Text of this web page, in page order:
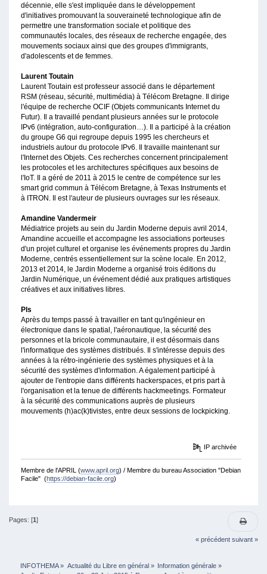
décennie, elle s'est impliquée dans le développement
d'initiatives promouvant la souveraineté technologique afin de
permettre une transformation sociale et politique des
communautés locales, des réseaux de recherche engagée, des
mouvements sociaux ainsi que des groupes d'immigrants,
d'adolescents et de femmes.
Laurent Toutain
Laurent Toutain est professeur associé dans le département
RSM (réseau, sécurité, multimédia) à Télécom Bretagne. Il dirige
l'équipe de recherche OCIF (Objets communicants Internet du
Futur). Il a travaillé pendant plusieurs années sur le protocole
IPv6 (intégration, auto-configuration…). Il a participé à la création
du groupe G6 qui regroupe depuis 1995 les chercheurs et
industriels autour du protocole IPv6. Il travaille maintenant sur
l'Internet des Objets. Ces recherches concernent principalement
les protocoles et les architectures spécifiques aux besoins de
l'IoT. Il a géré de 2011 à 2015 le centre de compétence sur les
smart grid commun à Télécom Bretagne, à Texas Instruments et
à ITRON. Il est l'auteur de plusieurs ouvrages sur les réseaux.
Amandine Vandermeir
Médiatrice projets au sein du Jardin Moderne depuis avril 2014,
Amandine accueille et accompagne les associations porteuses
d'un projet culturel et organise les événements propres du Jardin
Moderne, centrés essentiellement sur la scène locale. En 2012,
2013 et 2014, le Jardin Moderne a organisé trois éditions du
Jardin Numérique, un événement dédié aux pratiques artistiques
créatives et aux initiatives libres.
Pls
Après du temps passé à travailler en tant qu'ingénieur en
électronique dans le spatial, l'aéronautique, la sécurité des
personnes et la bricole communautaire, il est désormais dans
l'informatique des systèmes distribués. Il s'intéresse depuis des
années à la rétro-ingénierie des systèmes physiques et à la
sécurité des systèmes d'information. A également participé à
ajouter de l'entropie dans différents hackerspaces, et pris part à
l'organisation et la tenue de différents hackmeetings. Formateur
à la sécurité des communications auprès de plusieurs
mouvements (h)ac(k)tivistes, entre deux sessions de lockpicking.
IP archivée
Membre de l'APRIL (www.april.org) / Membre du bureau Association "Debian
Facile" (https://debian-facile.org)
Pages: [1 ]
« précédent suivant »
INFOTHEMA» Actualité du Libre en général» Information générale»